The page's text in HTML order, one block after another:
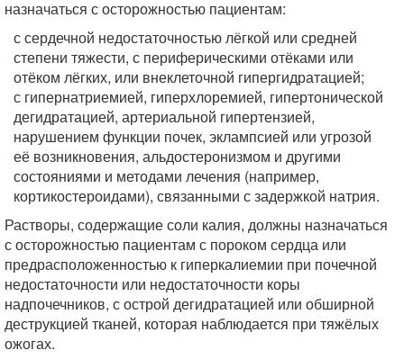
назначаться с осторожностью пациентам:
с сердечной недостаточностью лёгкой или средней
степени тяжести, с периферическими отёками или
отёком лёгких, или внеклеточной гипергидратацией;
с гипернатриемией, гиперхлоремией, гипертонической
дегидратацией, артериальной гипертензией,
нарушением функции почек, эклампсией или угрозой
её возникновения, альдостеронизмом и другими
состояниями и методами лечения (например,
кортикостероидами), связанными с задержкой натрия.
Растворы, содержащие соли калия, должны назначаться
с осторожностью пациентам с пороком сердца или
предрасположенностью к гиперкалиемии при почечной
недостаточности или недостаточности коры
надпочечников, с острой дегидратацией или обширной
деструкцией тканей, которая наблюдается при тяжёлых
ожогах.